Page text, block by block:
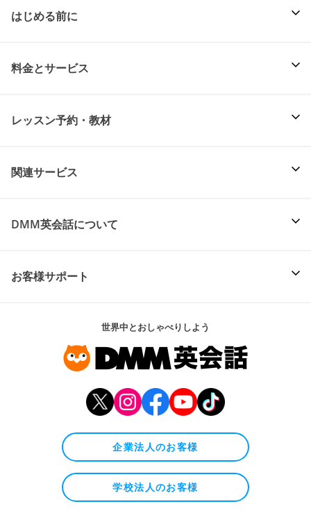
はじめる前に
料金とサービス
レッスン予約・教材
関連サービス
DMM英会話について
お客様サポート
世界中とおしゃべりしよう
企業法人のお客様
学校法人のお客様